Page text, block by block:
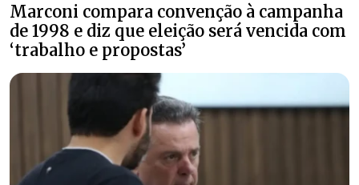
Marconi compara convenção à campanha
de 1998 e diz que eleição será vencida com
‘trabalho e propostas’